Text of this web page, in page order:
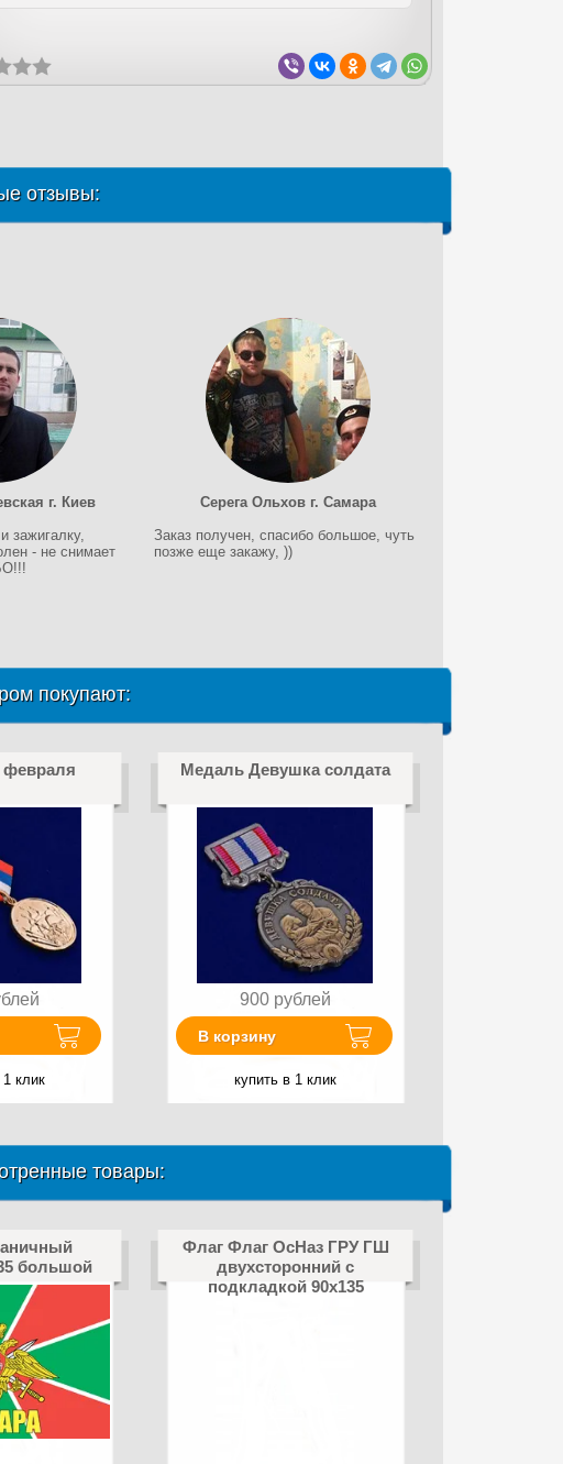
отзывы:
г. Киев
зажигалку,
- не снимает
Серега Ольхов г. Самара
Заказ получен, спасибо большое, чуть
позже еще закажу, ))
покупают:
февраля
1 клик
Медаль Девушка солдата
900 рублей
В корзину
купить в 1 клик
товары:
большой
Флаг Флаг ОсНаз ГРУ ГШ
двухсторонний с
подкладкой 90х135